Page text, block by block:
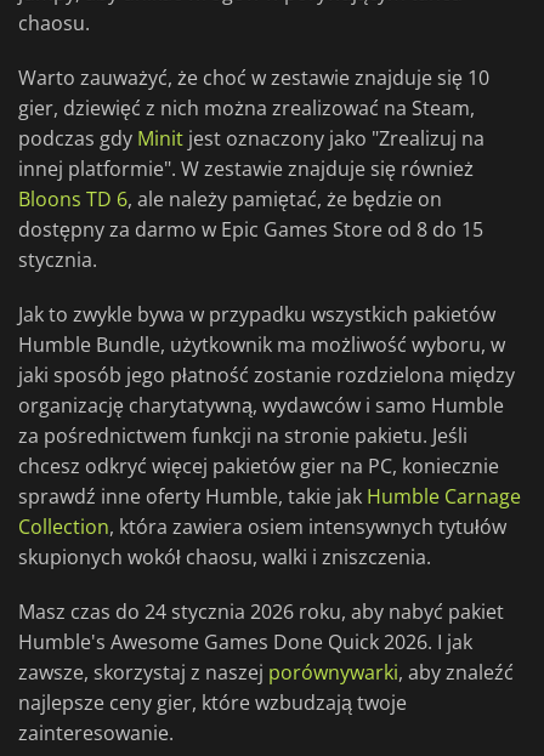
chaosu.
Warto zauważyć, że choć w zestawie znajduje się 10
gier, dziewięć z nich można zrealizować na Steam,
podczas gdy Minit jest oznaczony jako "Zrealizuj na
innej platformie". W zestawie znajduje się również
Bloons TD 6, ale należy pamiętać, że będzie on
dostępny za darmo w Epic Games Store od 8 do 15
stycznia.
Jak to zwykle bywa w przypadku wszystkich pakietów
Humble Bundle, użytkownik ma możliwość wyboru, w
jaki sposób jego płatność zostanie rozdzielona między
organizację charytatywną, wydawców i samo Humble
za pośrednictwem funkcji na stronie pakietu. Jeśli
chcesz odkryć więcej pakietów gier na PC, koniecznie
sprawdź inne oferty Humble, takie jak Humble Carnage
Collection, która zawiera osiem intensywnych tytułów
skupionych wokół chaosu, walki i zniszczenia.
Masz czas do 24 stycznia 2026 roku, aby nabyć pakiet
Humble's Awesome Games Done Quick 2026. I jak
zawsze, skorzystaj z naszej porównywarki, aby znaleźć
najlepsze ceny gier, które wzbudzają twoje
zainteresowanie.